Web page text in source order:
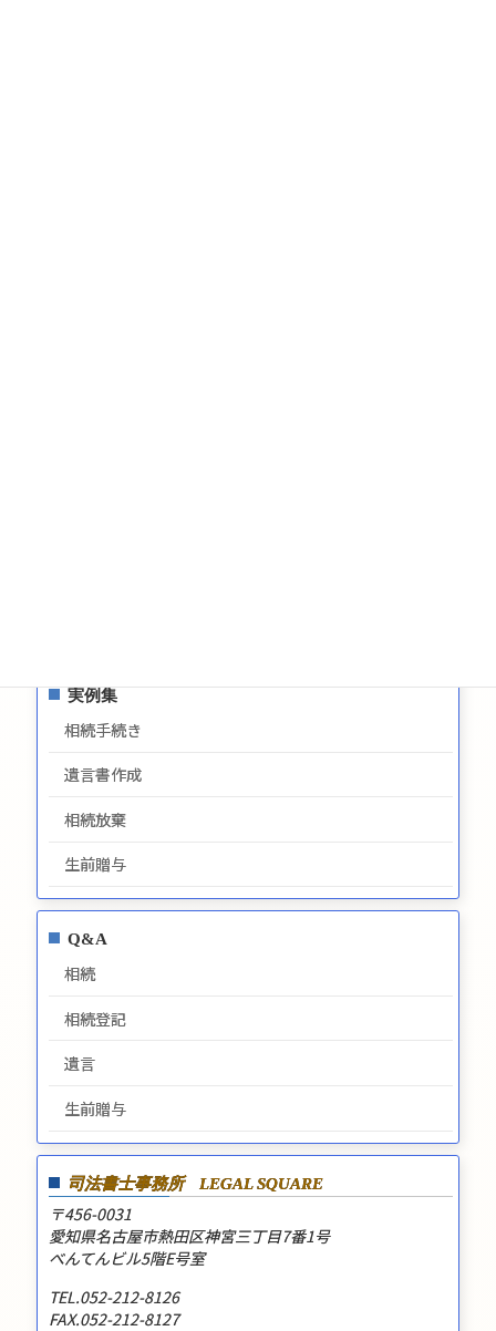
実例集
相続手続き
遺言書作成
相続放棄
生前贈与
Q&A
相続
相続登記
遺言
生前贈与
司法書士事務所 LEGAL SQUARE
〒456-0031
愛知県名古屋市熱田区神宮三丁目7番1号
べんてんビル5階E号室
TEL.052-212-8126
FAX.052-212-8127